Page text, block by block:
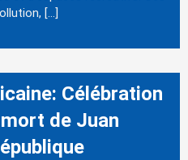
[…]
Célébration
de Juan